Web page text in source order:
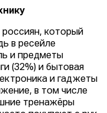
который
в ресейле
и предметы
(32%) и бытовая
и гаджеты
в том числе
тренажёры